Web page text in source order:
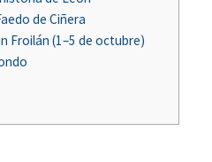
de Ciñera
Froilán (1–5 de octubre)